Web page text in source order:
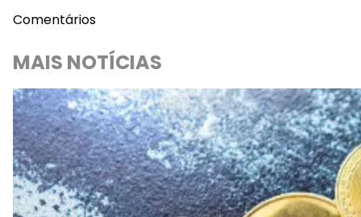
Comentários
MAIS NOTÍCIAS